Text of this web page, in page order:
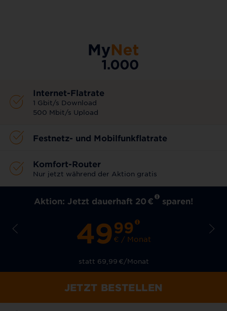
Internet-Flatrate
1 Gbit/s Download
500 Mbit/s Upload
Festnetz- und Mobilfunkflatrate
Komfort-Router
Nur jetzt während der Aktion gratis
Aktion: Jetzt dauerhaft 20 € sparen!
4999
€ / Monat
statt 69,99 €/Monat
JETZT BESTELLEN